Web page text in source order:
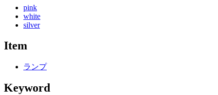
pink
white
silver
Item
ランプ
Keyword